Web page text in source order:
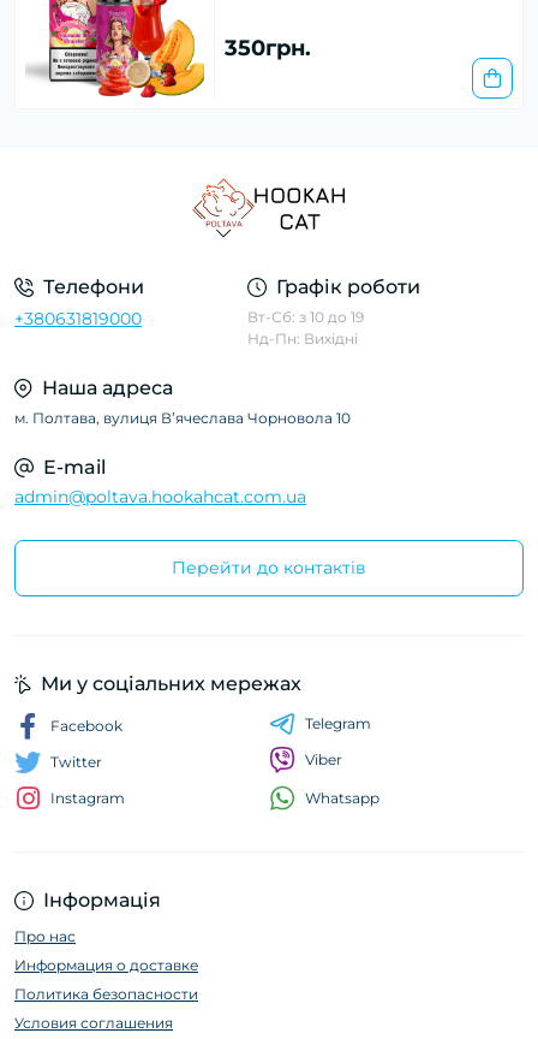
350грн.
Телефони
+380631819000
Графік роботи
Вт-Сб: з 10 до 19
Нд-Пн: Вихідні
Наша адреса
м. Полтава, вулиця Вʼячеслава Чорновола 10
E-mail
admin@poltava.hookahcat.com.ua
Перейти до контактів
Інформація
Про нас
Информация о доставке
Политика безопасности
Условия соглашения
Ми у соціальних мережах
Facebook
Twitter
Instagram
Telegram
Viber
Whatsapp